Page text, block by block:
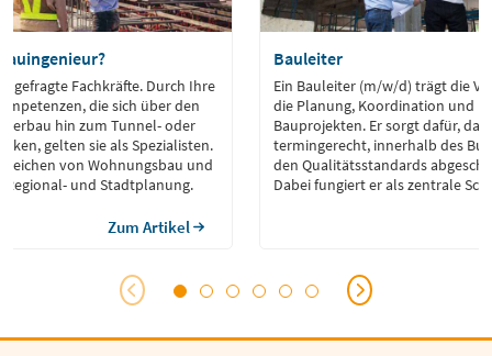
gefragte Fachkräfte. Durch Ihre
die sich über den
hin zum Tunnel- oder
gelten sie als Spezialisten.
reichen von Wohnungsbau und
und Stadtplanung.
Zum Artikel
Bauleiter
Ein Bauleiter (m/w/d) trägt die
die Planung, Koordination und
Bauprojekten. Er sorgt dafür,
termingerecht, innerhalb des
den Qualitätsstandards
Dabei fungiert er als zentrale
Bestimmungen. […]